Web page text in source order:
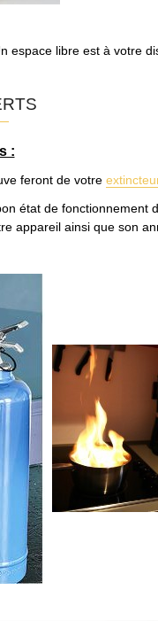
libre est à votre
:
feront de votre
état de fonctionnement
appareil ainsi que son